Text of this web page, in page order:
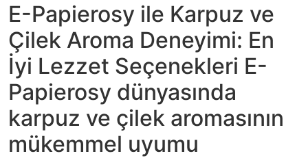
E-Papierosy ile Karpuz ve
Çilek Aroma Deneyimi: En
İyi Lezzet Seçenekleri E-
Papierosy dünyasında
karpuz ve çilek aromasının
mükemmel uyumu